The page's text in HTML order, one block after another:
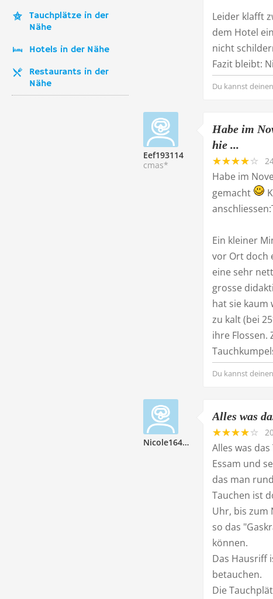
Tauchplätze in der
Nähe
Hotels in der Nähe
Restaurants in der
Nähe
Leider klafft
dem Hotel
nicht
Fazit bleibt:
Du kannst
Eef193114
cmas*
Habe im
hie ...
Habe im
gemacht
Ein kleiner
vor Ort doch
eine sehr
grosse
hat sie kaum
zu kalt (bei
ihre Flossen.
Du kannst
Nicole164471
Alles was
Alles was
Essam und
das man
Tauchen ist
Uhr, bis zum
so das
können.
Das Hausriff
betauchen.
Die